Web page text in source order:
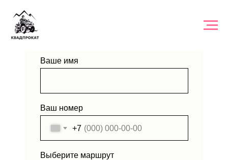
Ваше имя
Ваш номер
+7
Выберите маршрут